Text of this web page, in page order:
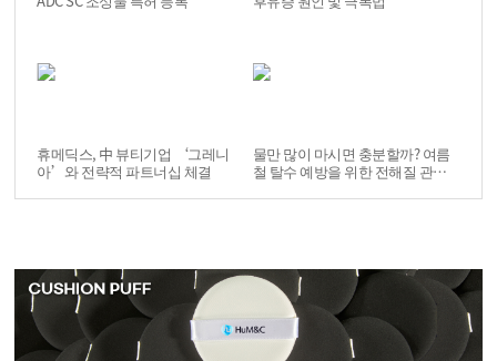
휴메딕스, 中 뷰티기업 ‘그레니
아’와 전략적 파트너십 체결
물만 많이 마시면 충분할까? 여름
철 탈수 예방을 위한 전해질 관리